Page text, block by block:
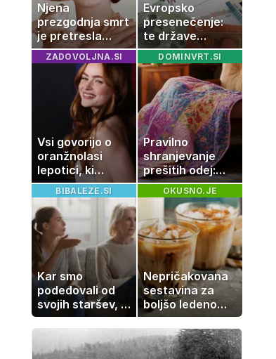
Njena
prezgodnja smrt
je pretresla
modni svet: za
slavo se je
skrivala
tragedija
Evropsko
presenečenje:
te države
rastejo hitreje
od Nemčije,
nekatere celo
večkrat hitreje
ZADOVOLJNA.SI
Vsi govorijo o
oranžnolasi
lepotici, ki
navdušuje s
skrivnostno
vlogo
DOMINVRT.SI
Pravilno
shranjevanje
prešitih odej:
Kako ohraniti
družinsko
dediščino
BIBALEZE.SI
Kar smo
podedovali od
svojih staršev, ni
nujno naša
usoda
OKUSNO.JE
Nepričakovana
sestavina za
boljšo ledeno
kavo, ki jo imate
zagotovo doma